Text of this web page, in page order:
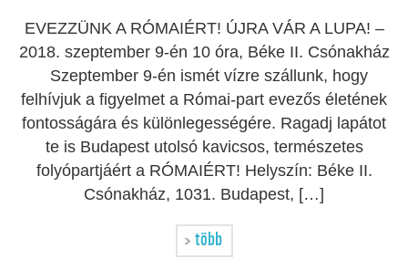
EVEZZÜNK A RÓMAIÉRT! ÚJRA VÁR A LUPA! –
2018. szeptember 9-én 10 óra, Béke II. Csónakház
Szeptember 9-én ismét vízre szállunk, hogy
felhívjuk a figyelmet a Római-part evezős életének
fontosságára és különlegességére. Ragadj lapátot
te is Budapest utolsó kavicsos, természetes
folyópartjáért a RÓMAIÉRT! Helyszín: Béke II.
Csónakház, 1031. Budapest, […]
több